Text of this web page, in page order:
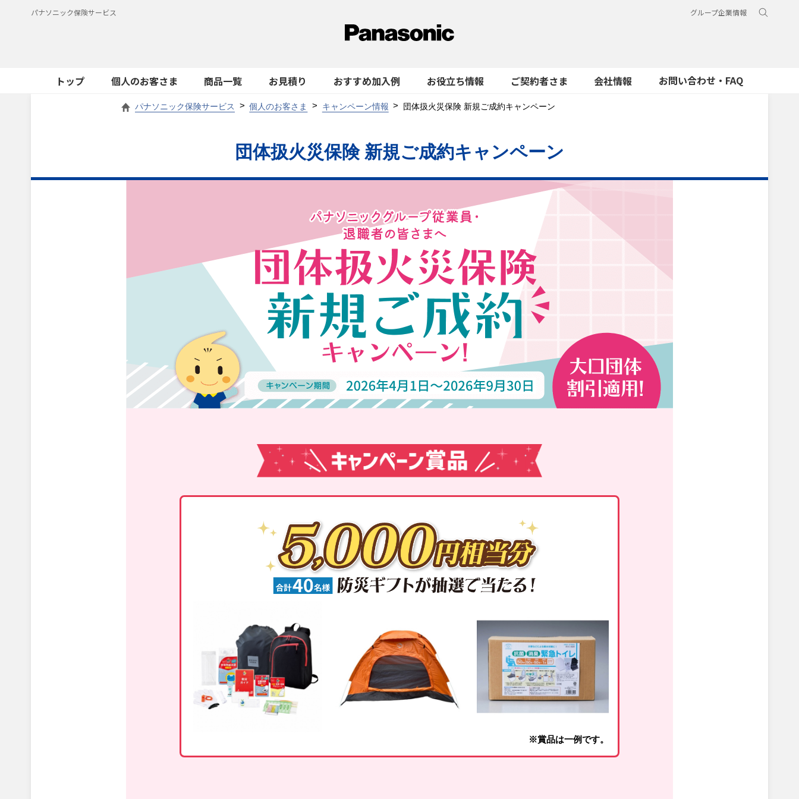
パナソニック保険サービス グループ企業情報
トップ 個人のお客さま 商品一覧 お見積り おすすめ加入例 お役立ち情報 ご契約者さま 会社情報 お問い合わせ・FAQ
パナソニック保険サービス 個人のお客さま キャンペーン情報 団体扱火災保険 新規ご成約キャンペーン
団体扱火災保険 新規ご成約キャンペーン
※賞品は一例です。